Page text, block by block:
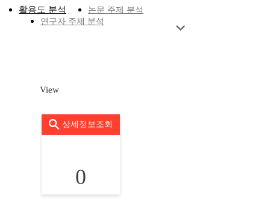
활용도 분석
논문 주제 분석
연구자 주제 분석
View
상세정보조회
0